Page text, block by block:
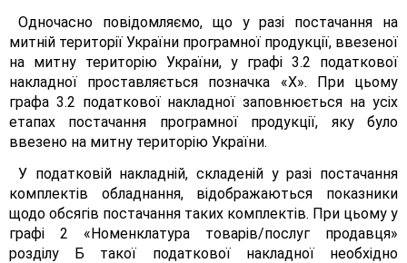
Одночасно повідомляємо, що у разі постачання на
митній території України програмної продукції, ввезеної
на митну територію України, у графі 3.2 податкової
накладної проставляється позначка «X». При цьому
графа 3.2 податкової накладної заповнюється на усіх
етапах постачання програмної продукції, яку було
ввезено на митну територію України.
У податковій накладній, складеній у разі постачання
комплектів обладнання, відображаються показники
щодо обсягів постачання таких комплектів. При цьому у
графі 2 «Номенклатура товарів/послуг продавця»
розділу Б такої податкової накладної необхідно